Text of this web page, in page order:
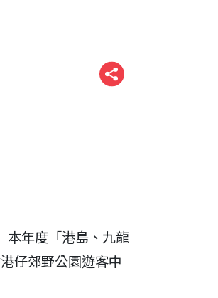
本年度「港島、九龍
仔郊野公園遊客中